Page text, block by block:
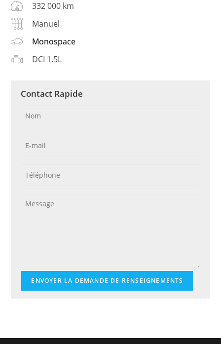
332 000 km
Manuel
Monospace
DCI 1.5L
Contact Rapide
ENVOYER LA DEMANDE DE RENSEIGNEMENTS